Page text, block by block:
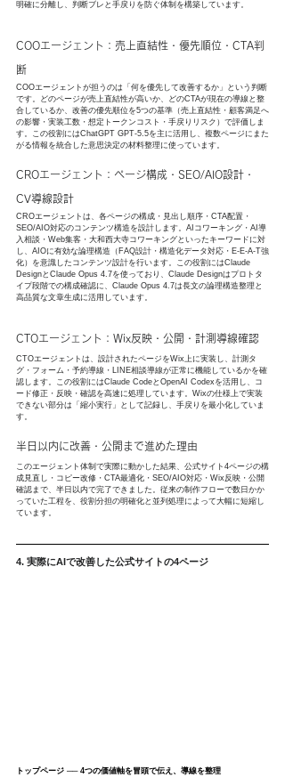
明確に分離し、判断ブレと手戻りを防ぐ体制を構築しています。
COOエージェント：売上直結性・優先順位・CTA判
断
COOエージェントが担うのは「何を優先して改善するか」という判断
です。どのページが売上直結性が高いか、どのCTAが現在の導線と整
合しているか、改善の優先順位を5つの基準（売上直結性・顧客満足へ
の影響・実装工数・想定トークンコスト・手戻りリスク）で評価しま
す。この役割にはChatGPT GPT-5.5を主に活用し、複数ページにまた
がる情報を統合した意思決定の材料整理に使っています。
CROエージェント：ページ構成・SEO/AIO設計・
CV導線設計
CROエージェントは、各ページの構成・見出し順序・CTA配置・
SEO/AIO対応のコンテンツ構造を設計します。AIコワーキング・AI導
入相談・Web集客・大和西大寺コワーキングといったキーワードに対
し、AIOに有効な論理構造（FAQ設計・構造化データ対応・E-E-A-T強
化）を意識したコンテンツ設計を行います。この役割にはClaude
DesignとClaude Opus 4.7を使っており、Claude Designはプロトタ
イプ段階での構成確認に、Claude Opus 4.7は長文の論理構造整理と
高品質な文章生成に活用しています。
CTOエージェント：Wix反映・公開・計測導線確認
CTOエージェントは、設計されたページをWix上に実装し、計測タ
グ・フォーム・予約導線・LINE相談導線が正常に機能しているかを確
認します。この役割にはClaude CodeとOpenAI Codexを活用し、コ
ード修正・反映・確認を高速に処理しています。Wixの仕様上で実装
できない部分は「縮小実行」として記録し、手戻りを最小化していま
す。
半日以内に改善・公開まで進めた理由
このエージェント体制で実際に動かした結果、公式サイト4ページの構
成見直し・コピー改修・CTA最適化・SEO/AIO対応・Wix反映・公開
確認まで、半日以内で完了できました。従来の制作フローで数日かか
っていた工程を、役割分担の明確化と並列処理によって大幅に短縮し
ています。
4. 実際にAIで改善した公式サイトの4ページ
トップページ ── 4つの価値軸を冒頭で伝え、導線を整理